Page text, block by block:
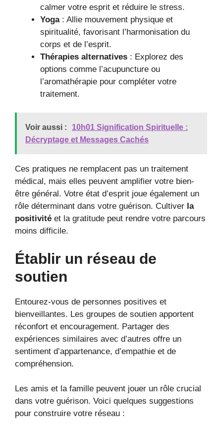
calmer votre esprit et réduire le stress.
Yoga: Allie mouvement physique et
spiritualité, favorisant l’harmonisation du
corps et de l’esprit.
Thérapies alternatives : Explorez des
options comme l’acupuncture ou
l’aromathérapie pour compléter votre
traitement.
Voir aussi :
10h01 Signification Spirituelle :
Décryptage et Messages Cachés
Ces pratiques ne remplacent pas un traitement
médical, mais elles peuvent amplifier votre bien-
être général. Votre état d’esprit joue également un
rôle déterminant dans votre guérison. Cultiver la
positivité et la gratitude peut rendre votre parcours
moins difficile.
Établir un réseau de
soutien
Entourez-vous de personnes positives et
bienveillantes. Les groupes de soutien apportent
réconfort et encouragement. Partager des
expériences similaires avec d’autres offre un
sentiment d’appartenance, d’empathie et de
compréhension.
Les amis et la famille peuvent jouer un rôle crucial
dans votre guérison. Voici quelques suggestions
pour construire votre réseau :